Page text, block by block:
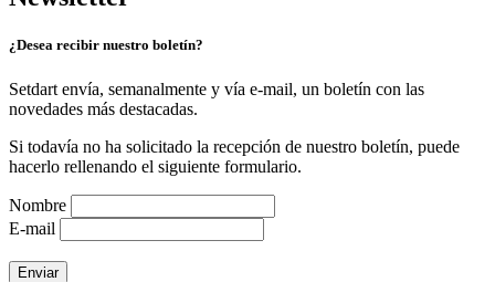
¿Desea recibir nuestro boletín?
Setdart envía, semanalmente y vía e-mail, un boletín con las
novedades más destacadas.
Si todavía no ha solicitado la recepción de nuestro boletín, puede
hacerlo rellenando el siguiente formulario.
Nombre
E-mail